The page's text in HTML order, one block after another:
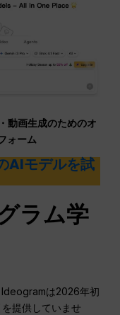
動画生成のためのオ
ォーム
AIモデルを試
ラム学
Ideogramは2026年初
提供していませ